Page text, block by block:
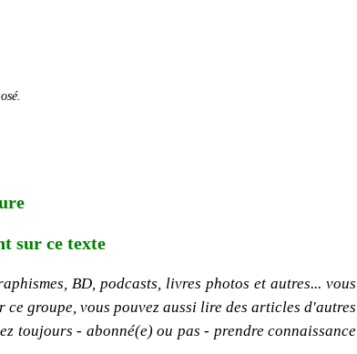
sur ce texte
BD, podcasts, livres photos et autres... vous
groupe, vous pouvez aussi lire des articles d'autres
toujours - abonné(e) ou pas - prendre connaissance